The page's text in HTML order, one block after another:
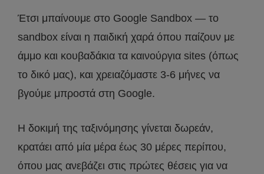
Έτσι μπαίνουμε στο Google Sandbox — το
sandbox είναι η παιδική χαρά όπου παίζουν με
άμμο και κουβαδάκια τα καινούργια sites (όπως
το δικό μας), και χρειαζόμαστε 3-6 μήνες να
βγούμε μπροστά στη Google.
Η δοκιμή της ταξινόμησης γίνεται δωρεάν,
κρατάει από μία μέρα έως 30 μέρες περίπου,
όπου μας ανεβάζει στις πρώτες θέσεις για να